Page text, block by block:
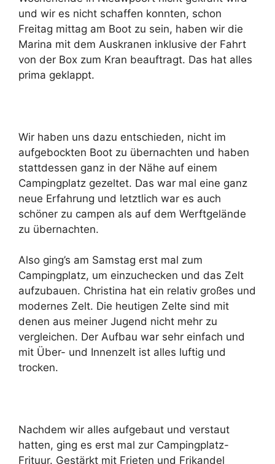
und wir es nicht schaffen konnten, schon
Freitag mittag am Boot zu sein, haben wir die
Marina mit dem Auskranen inklusive der Fahrt
von der Box zum Kran beauftragt. Das hat alles
prima geklappt.
Wir haben uns dazu entschieden, nicht im
aufgebockten Boot zu übernachten und haben
stattdessen ganz in der Nähe auf einem
Campingplatz gezeltet. Das war mal eine ganz
neue Erfahrung und letztlich war es auch
schöner zu campen als auf dem Werftgelände
zu übernachten.
Also ging’s am Samstag erst mal zum
Campingplatz, um einzuchecken und das Zelt
aufzubauen. Christina hat ein relativ großes und
modernes Zelt. Die heutigen Zelte sind mit
denen aus meiner Jugend nicht mehr zu
vergleichen. Der Aufbau war sehr einfach und
mit Über- und Innenzelt ist alles luftig und
trocken.
Nachdem wir alles aufgebaut und verstaut
hatten, ging es erst mal zur Campingplatz-
Frituur. Gestärkt mit Frieten und Frikandel